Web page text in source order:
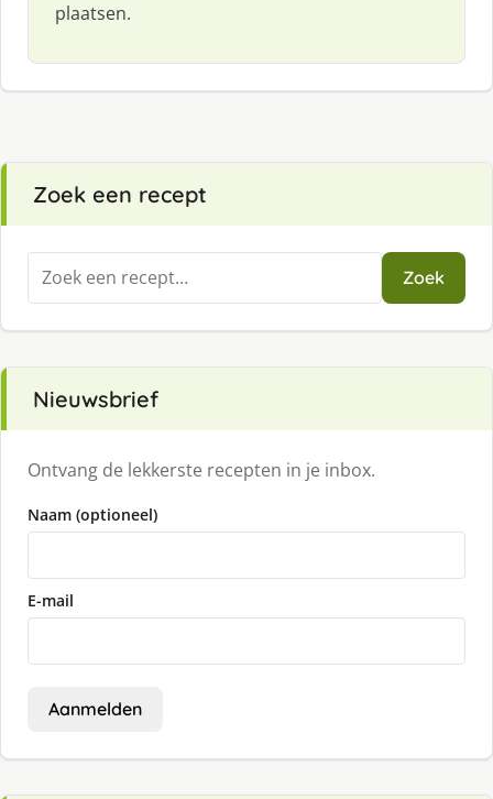
plaatsen.
Zoek een recept
Zoeken
naar:
Zoek
Nieuwsbrief
Ontvang de lekkerste recepten in je inbox.
Naam (optioneel)
E-mail
Aanmelden